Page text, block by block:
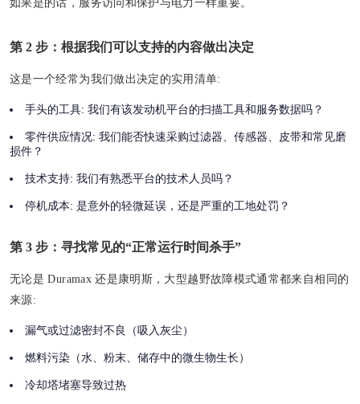
如果是的话，服务访问和保护与电力一样重要。
第 2 步：根据我们可以支持的内容做出决定
这是一个经常为我们做出决定的实用清单:
手头的工具: 我们有该发动机平台的扫描工具和服务数据吗？
零件供应情况: 我们能否快速采购过滤器、传感器、皮带和常见磨
损件？
技术支持: 我们有熟悉平台的技术人员吗？
停机成本: 是意外的轻微延误，还是严重的工地处罚？
第 3 步：寻找常见的“正常运行时间杀手”
无论是 Duramax 还是康明斯，大型越野故障模式通常都来自相同的
来源:
漏气或过滤密封不良（吸入灰尘）
燃料污染（水、粉末、储存中的微生物生长）
冷却塔堵塞导致过热